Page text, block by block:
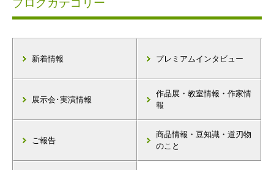
ブログカテゴリー
新着情報 プレミアムインタビュー
展示会･実演情報
作品展・教室情報・作家情
報
ご報告
商品情報・豆知識・道刃物
のこと